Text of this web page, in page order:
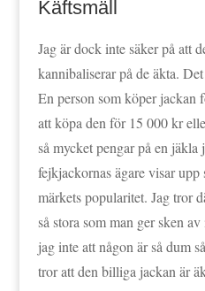
Käftsmäll
Jag är dock inte säker på att
kannibaliserar på de äkta.
En person som köper jackan
att köpa den för 15 000 kr
så mycket pengar på en jäkla
fejkjackornas ägare visar upp
märkets popularitet. Jag tror
så stora som man ger sken
jag inte att någon är så dum
tror att den billiga jackan är